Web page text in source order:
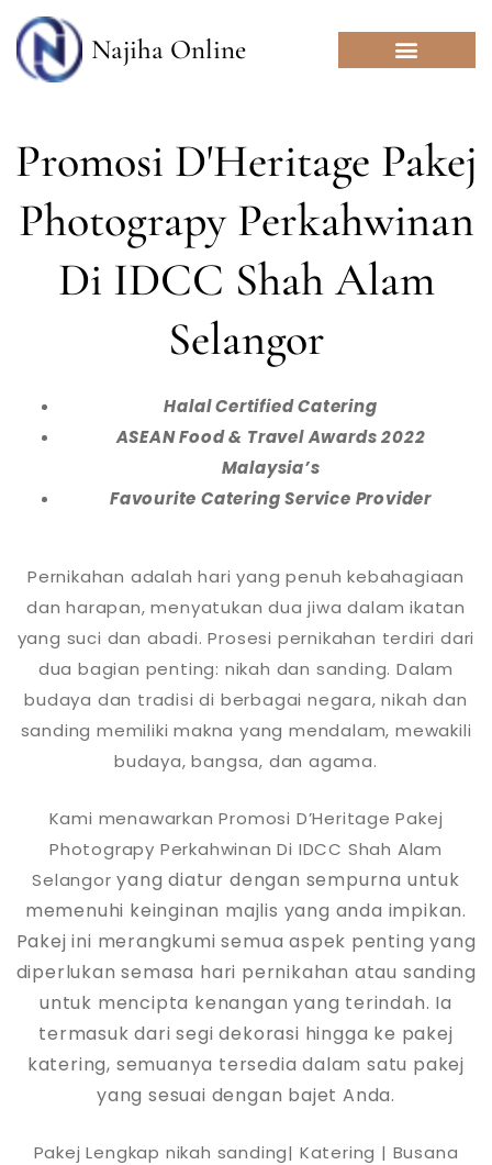
Skip
to
content
Najiha Online
Promosi D'Heritage Pakej
Photograpy Perkahwinan
Di IDCC Shah Alam
Selangor
Halal Certified Catering
ASEAN Food & Travel Awards 2022
Malaysia’s
Favourite Catering Service Provider
Pernikahan adalah hari yang penuh kebahagiaan
dan harapan, menyatukan dua jiwa dalam ikatan
yang suci dan abadi. Prosesi pernikahan terdiri dari
dua bagian penting: nikah dan sanding. Dalam
budaya dan tradisi di berbagai negara, nikah dan
sanding memiliki makna yang mendalam, mewakili
budaya, bangsa, dan agama.
Kami menawarkan Promosi D’Heritage Pakej
Photograpy Perkahwinan Di IDCC Shah Alam
Selangor yang diatur dengan sempurna untuk
memenuhi keinginan majlis yang anda impikan.
Pakej ini merangkumi semua aspek penting yang
diperlukan semasa hari pernikahan atau sanding
untuk mencipta kenangan yang terindah. Ia
termasuk dari segi dekorasi hingga ke pakej
katering, semuanya tersedia dalam satu pakej
yang sesuai dengan bajet Anda.
Pakej Lengkap nikah sanding| Katering | Busana